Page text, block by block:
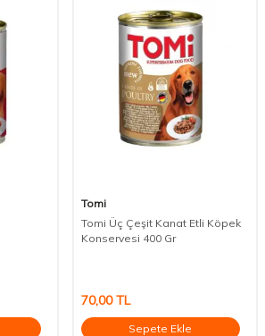
Tomi
Tomi Üç Çeşit Kanat Etli Köpek
Konservesi 400 Gr
70,00TL
Sepete Ekle